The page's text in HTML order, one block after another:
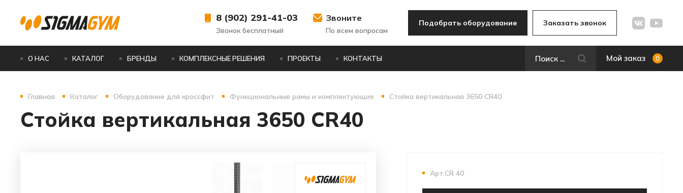
8 (902) 291-41-03
Звонок бесплатный
Звоните
По всем вопросам
Подобрать оборудование Заказать звонок
О НАС КАТАЛОГ БРЕНДЫ КОМПЛЕКСНЫЕ РЕШЕНИЯ ПРОЕКТЫ КОНТАКТЫ Мой заказ 0
Главная Каталог Оборудование для кроссфит Функциональные рамы и комплектующие Стойка вертикальная 3650 CR40
Стойка вертикальная 3650 CR40
Арт.СR 40